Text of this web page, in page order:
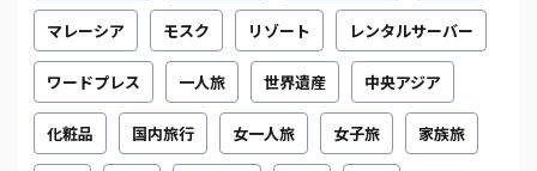
マレーシア モスク リゾート レンタルサーバー
ワードプレス 一人旅 世界遺産 中央アジア
化粧品 国内旅行 女一人旅 女子旅 家族旅